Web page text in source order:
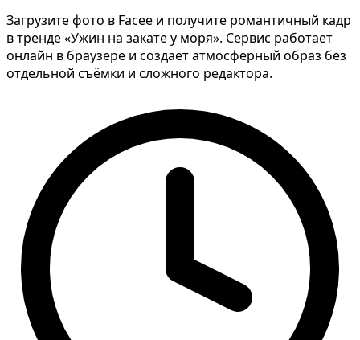
Загрузите фото в Facee и получите романтичный кадр
в тренде «Ужин на закате у моря». Сервис работает
онлайн в браузере и создаёт атмосферный образ без
отдельной съёмки и сложного редактора.